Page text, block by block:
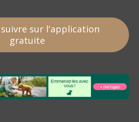
sur l'application
gratuite